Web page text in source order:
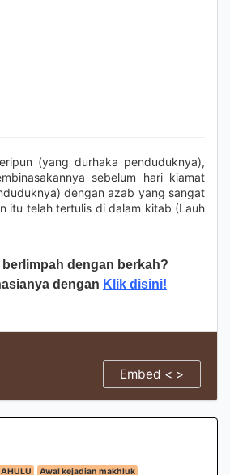
(yang durhaka penduduknya),
sebelum hari kiamat
dengan azab yang sangat
itu telah tertulis di dalam kitab (Lauh
berlimpah dengan berkah?
dengan Klik disini!
Embed < >
Awal kejadian makhluk